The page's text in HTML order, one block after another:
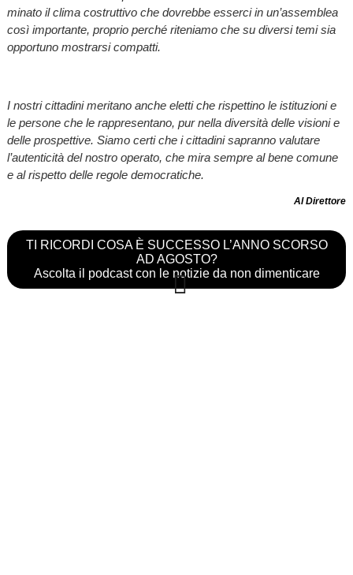
minato il clima costruttivo che dovrebbe esserci in un’assemblea
così importante, proprio perché riteniamo che su diversi temi sia
opportuno mostrarsi compatti.
I nostri cittadini meritano anche eletti che rispettino le istituzioni e
le persone che le rappresentano, pur nella diversità delle visioni e
delle prospettive. Siamo certi che i cittadini sapranno valutare
l’autenticità del nostro operato, che mira sempre al bene comune
e al rispetto delle regole democratiche.
Al Direttore
TI RICORDI COSA È SUCCESSO L’ANNO SCORSO
AD AGOSTO?
Ascolta il podcast con le notizie da non dimenticare